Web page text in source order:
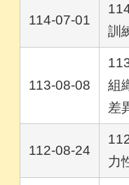
114-07-01
訓
113-08-08
組
差
112-08-24
力